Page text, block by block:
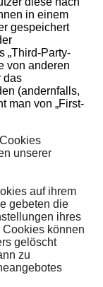
in einem
gespeichert
„Third-Party-
von anderen
das
(andernfalls,
man von „First-
unserer
auf ihrem
gebeten die
ihres
können
gelöscht
zu